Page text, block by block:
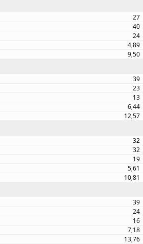
27
40
24
4,89
9,50
39
23
13
6,44
12,57
32
32
19
5,61
10,81
39
24
16
7,18
13,76